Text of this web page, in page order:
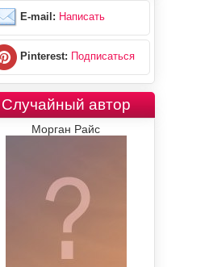
E-mail: Написать
Pinterest: Подписаться
Случайный автор
Морган Райс